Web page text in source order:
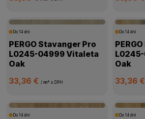
Do 14 dní
PERGO Stavanger Pro
L0245-04999 Vitaleta
Oak
33,36 €/ m² s DPH
Do 14 dní
Oak
33,36 €
Do 14 dní Do 14 dní